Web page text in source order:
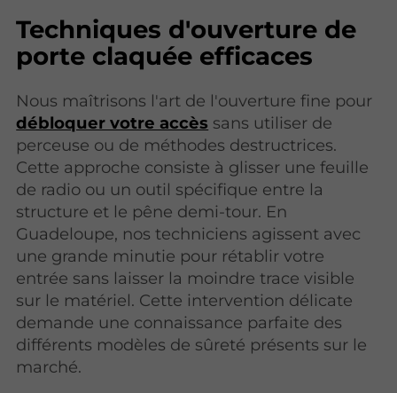
Techniques d'ouverture de
porte claquée efficaces
Nous maîtrisons l'art de l'ouverture fine pour
débloquer votre accès sans utiliser de
perceuse ou de méthodes destructrices.
Cette approche consiste à glisser une feuille
de radio ou un outil spécifique entre la
structure et le pêne demi-tour. En
Guadeloupe, nos techniciens agissent avec
une grande minutie pour rétablir votre
entrée sans laisser la moindre trace visible
sur le matériel. Cette intervention délicate
demande une connaissance parfaite des
différents modèles de sûreté présents sur le
marché.